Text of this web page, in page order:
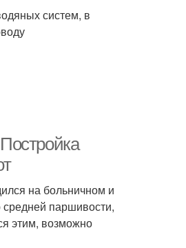
систем, в
на больничном и
паршивости,
этим, возможно